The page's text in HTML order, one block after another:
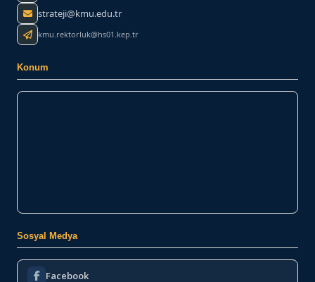
strateji@kmu.edu.tr
kmu.rektorluk@hs01.kep.tr
Konum
Sosyal Medya
Facebook